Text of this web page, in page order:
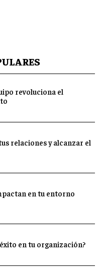
revoluciona el
relaciones y alcanzar el
en tu entorno
en tu organización?